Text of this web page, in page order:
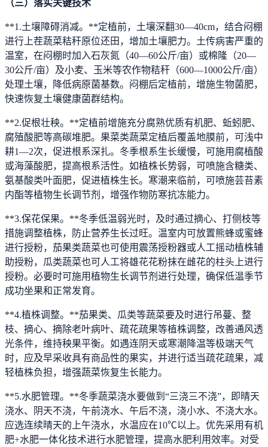
（三）落实关键技术
**1.土壤障碍消减。**定植前，土壤深翻30—40cm，结合闷棚
进行上茬蔬菜秸秆原位还田，增加土壤肥力。土传病害严重的
温室，在闷棚时加入石灰氮（40—60公斤/亩）或棉隆（20—
30公斤/亩）及小麦、玉米等农作物秸秆（600—1000公斤/亩）
处理土壤，降低病原菌基数。闷棚后定植前，增施生物菌肥，
快速恢复土壤健康菌群结构。
**2.促根壮秧。**定植前增施充分腐熟优质有机肥、蚯蚓肥、
腐殖酸肥等高碳堆肥。果菜类蔬菜定植后覆盖地膜前，可浅中
耕1—2次，促进根系深扎。冬季根系生长缓慢，可施用腐植酸
或海藻酸肥，提高根系活性。如植株长势弱，可喷施含糖类、
氨基酸类叶面肥，促进植株生长。寒潮来临前，可喷施芸苔素
内酯等植物生长调节剂，增强作物防寒抗冻能力。
**3.保花保果。**冬季低温弱光时，及时通过摘心、打侧枝等
措施调整植株，防止营养生长过旺。温室内可放置熊蜂或蜜蜂
进行授粉，茄果类蔬菜也可使用震荡授粉器或人工摇动植株辅
助授粉，瓜类蔬菜也可人工将雄花花粉抹在雌花的柱头上进行
授粉。必要时可施用植物生长调节剂进行处理，确保低温季节
成功坐果和正常发育。
**4.植株调整。**茄果类、瓜类等蔬菜要及时进行吊蔓、整
枝、摘心、摘除老叶病叶、疏花疏果等植株调整，改善通风透
光条件，维持秧果平衡。如遇连阴天或寒潮降温等极端天气
时，应及早采收具有商品性的果实，并进行适当疏花疏果，减
轻植株负担，增强蔬菜恢复生长能力。
**5.水肥管理。**冬季蔬菜浇水要做到“三浇三不浇”，即晴天
浇水、阴天不浇，午前浇水、午后不浇，浇小水、不浇大水。
应选连续晴天的上午浇水，水温应在10℃以上。优先采用有机
肥+水肥一体化技术进行水肥管理，提高水肥利用效率。对受